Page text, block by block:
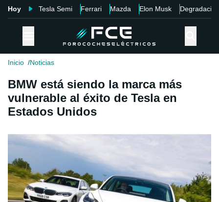
Hoy Tesla Semi Ferrari Mazda Elon Musk Degradación
Inicio Noticias
BMW está siendo la marca más
vulnerable al éxito de Tesla en
Estados Unidos